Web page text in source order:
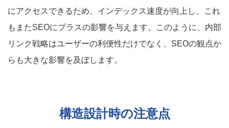
にアクセスできるため、インデックス速度が向上し、これ
もまたSEOにプラスの影響を与えます。このように、内部
リンク戦略はユーザーの利便性だけでなく、SEOの観点か
らも大きな影響を及ぼします。
構造設計時の注意点